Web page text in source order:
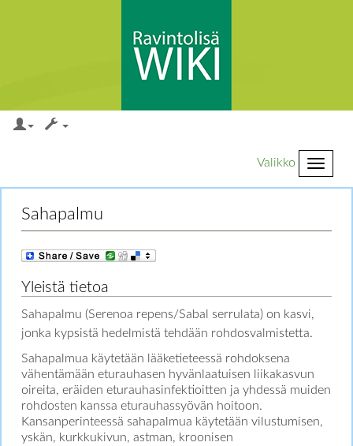
Valikko
Loikkaa: valikkoon
Sahapalmu
Yleistä tietoa
Sahapalmu (Serenoa repens/Sabal serrulata) on kasvi,
jonka kypsistä hedelmistä tehdään rohdosvalmistetta.
Sahapalmua käytetään lääketieteessä rohdoksena
vähentämään eturauhasen hyvänlaatuisen liikakasvun
oireita, eräiden eturauhasinfektioitten ja yhdessä muiden
rohdosten kanssa eturauhassyövän hoitoon.
Kansanperinteessä sahapalmua käytetään vilustumisen,
yskän, kurkkukivun, astman, kroonisen